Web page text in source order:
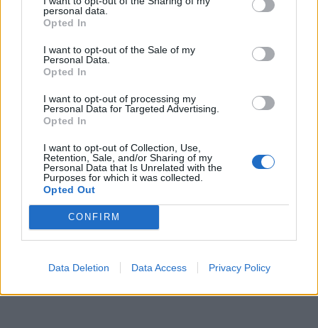
personal data.
Opted In
I want to opt-out of the Sale of my
Personal Data.
Opted In
I want to opt-out of processing my
Personal Data for Targeted Advertising.
Opted In
I want to opt-out of Collection, Use,
Retention, Sale, and/or Sharing of my
Personal Data that Is Unrelated with the
Purposes for which it was collected.
Opted Out
CONFIRM
Data Deletion Data Access Privacy Policy
naujų maitinimo, apgyvendinimo įstaigų.
įvardijo didžiausią savo
Klemencovas: gal jau